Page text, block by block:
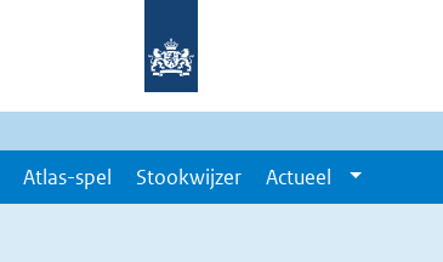
Atlas-spel Stookwijzer Actueel